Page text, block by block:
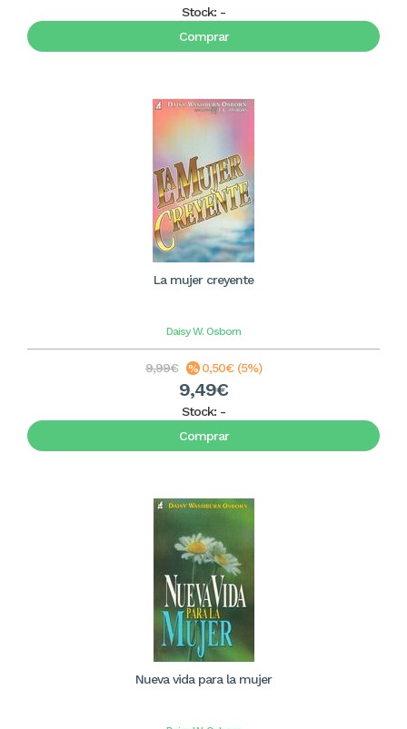
Stock: -
Comprar
La mujer creyente
Daisy W. Osborn
9,99€ 0,50€ (5%)
9,49€
Stock: -
Comprar
Nueva vida para la mujer